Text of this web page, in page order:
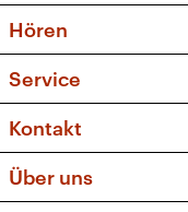
Sendungen
Musikliste
Kakadu –
Hören
Frequenzen
Service
FAQ
Apps
Newsletter
Kontakt
Social Media
Über uns